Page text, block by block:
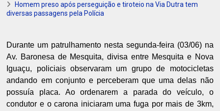
Homem preso após perseguição e tiroteio na Via Dutra tem
diversas passagens pela Polícia
Durante um patrulhamento nesta segunda-feira (03/06) na
Av. Baronesa de Mesquita, divisa entre Mesquita e Nova
Iguaçu, policiais observaram um grupo de motocicletas
andando em conjunto e perceberam que uma delas não
possuía placa. Ao ordenarem a parada do veículo, o
condutor e o carona iniciaram uma fuga por mais de 3km,